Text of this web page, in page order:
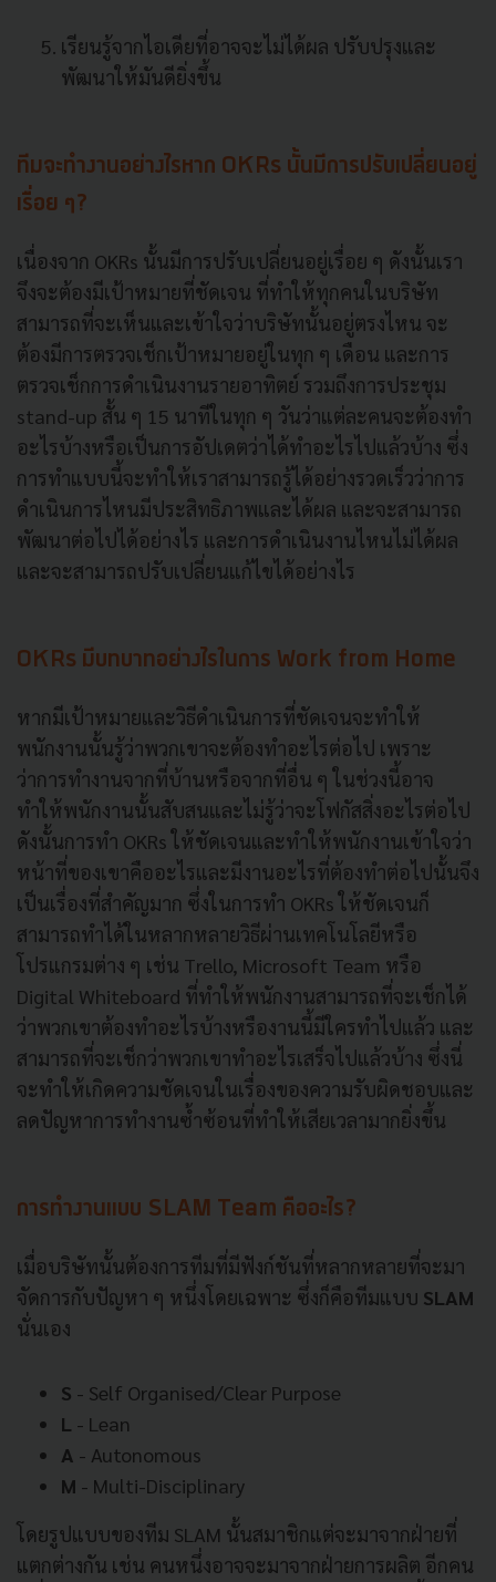
เรียนรู้จากไอเดียที่อาจจะไม่ได้ผล ปรับปรุงและ
พัฒนาให้มันดียิ่งขึ้น
ทีมจะทำงานอย่างไรหาก OKRs นั้นมีการปรับเปลี่ยนอยู่
เรื่อย ๆ?
เนื่องจาก OKRs นั้นมีการปรับเปลี่ยนอยู่เรื่อย ๆ ดังนั้นเรา
จึงจะต้องมีเป้าหมายที่ชัดเจน ที่ทำให้ทุกคนในบริษัท
สามารถที่จะเห็นและเข้าใจว่าบริษัทนั้นอยู่ตรงไหน จะ
ต้องมีการตรวจเช็กเป้าหมายอยู่ในทุก ๆ เดือน และการ
ตรวจเช็กการดำเนินงานรายอาทิตย์ รวมถึงการประชุม
stand-up สั้น ๆ 15 นาทีในทุก ๆ วันว่าแต่ละคนจะต้องทำ
อะไรบ้างหรือเป็นการอัปเดตว่าได้ทำอะไรไปแล้วบ้าง ซึ่ง
การทำแบบนี้จะทำให้เราสามารถรู้ได้อย่างรวดเร็วว่าการ
ดำเนินการไหนมีประสิทธิภาพและได้ผล และจะสามารถ
พัฒนาต่อไปได้อย่างไร และการดำเนินงานไหนไม่ได้ผล
และจะสามารถปรับเปลี่ยนแก้ไขได้อย่างไร
OKRs มีบทบาทอย่างไรในการ Work from Home
หากมีเป้าหมายและวิธีดำเนินการที่ชัดเจนจะทำให้
พนักงานนั้นรู้ว่าพวกเขาจะต้องทำอะไรต่อไป เพราะ
ว่าการทำงานจากที่บ้านหรือจากที่อื่น ๆ ในช่วงนี้อาจ
ทำให้พนักงานนั้นสับสนและไม่รู้ว่าจะโฟกัสสิ่งอะไรต่อไป
ดังนั้นการทำ OKRs ให้ชัดเจนและทำให้พนักงานเข้าใจว่า
หน้าที่ของเขาคืออะไรและมีงานอะไรที่ต้องทำต่อไปนั้นจึง
เป็นเรื่องที่สำคัญมาก ซึ่งในการทำ OKRs ให้ชัดเจนก็
สามารถทำได้ในหลากหลายวิธีผ่านเทคโนโลยีหรือ
โปรแกรมต่าง ๆ เช่น Trello, Microsoft Team หรือ
Digital Whiteboard ที่ทำให้พนักงานสามารถที่จะเช็กได้
ว่าพวกเขาต้องทำอะไรบ้างหรืองานนี้มีใครทำไปแล้ว และ
สามารถที่จะเช็กว่าพวกเขาทำอะไรเสร็จไปแล้วบ้าง ซึ่งนี่
จะทำให้เกิดความชัดเจนในเรื่องของความรับผิดชอบและ
ลดปัญหาการทำงานซ้ำซ้อนที่ทำให้เสียเวลามากยิ่งขึ้น
การทำงานแบบ SLAM Team คืออะไร?
เมื่อบริษัทนั้นต้องการทีมที่มีฟังก์ชันที่หลากหลายที่จะมา
จัดการกับปัญหา ๆ หนึ่งโดยเฉพาะ ซึ่งก็คือทีมแบบ SLAM
นั่นเอง
S - Self Organised/Clear Purpose
L - Lean
A - Autonomous
M - Multi-Disciplinary
โดยรูปแบบของทีม SLAM นั้นสมาชิกแต่จะมาจากฝ่ายที่
แตกต่างกัน เช่น คนหนึ่งอาจจะมาจากฝ่ายการผลิต อีกคน